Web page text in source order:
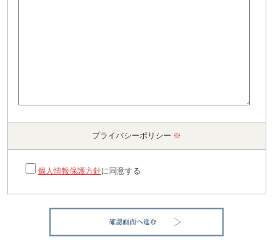
プライバシーポリシー ※
個人情報保護方針に同意する